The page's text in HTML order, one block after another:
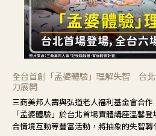
全台首創「孟婆體驗」理解失智 台
力展開
三商美邦人壽與弘道老人福利基金會合
「孟婆體驗」於台北首場實體講座溫馨
合情境互動等豐富活動，將抽象的失智